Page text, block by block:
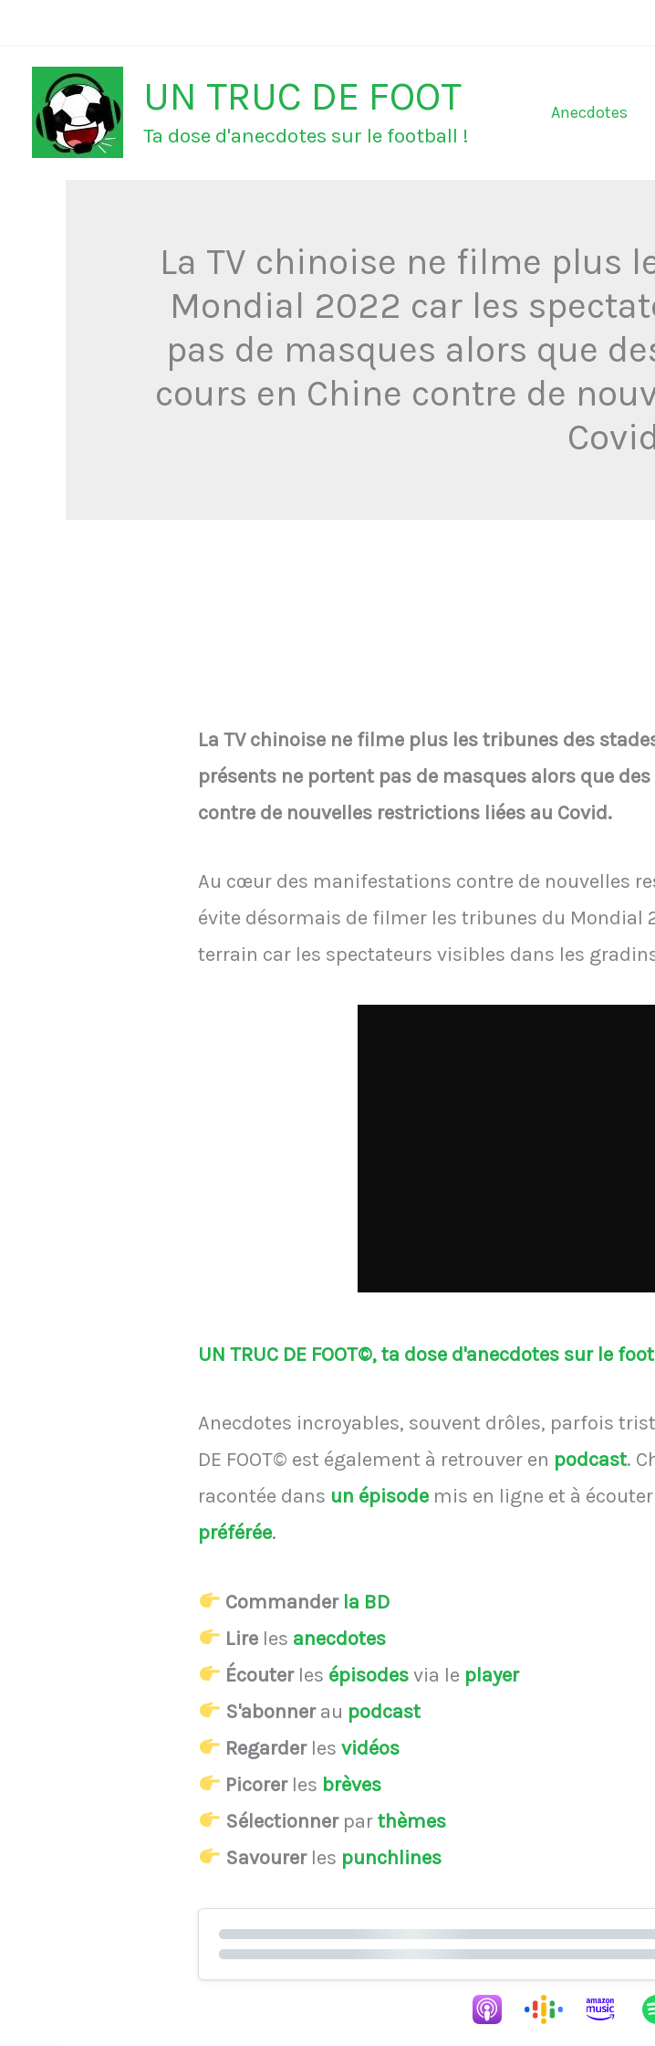
contenu
UN TRUC DE FOOT
Ta dose d'anecdotes sur le football !
Anecdotes
La TV chinoise ne filme plus
Mondial 2022 car les
pas de masques alors que
cours en Chine contre de
Covid
La TV chinoise ne filme plus les tribunes des
présents ne portent pas de masques alors que
contre de nouvelles restrictions liées au Covid.
Au cœur des manifestations contre de nouvelles
évite désormais de filmer les tribunes du Mondial
terrain car les spectateurs visibles dans les
UN TRUC DE FOOT©, ta dose d'anecdotes sur le
Anecdotes incroyables, souvent drôles, parfois
DE FOOT© est également à retrouver en podcast.
racontée dans un épisode mis en ligne et à
préférée.
Commander la BD
Lire les anecdotes
Écouterles épisodesvia le player
S'abonnerau podcast
Regarderlesvidéos
Picorerles brèves
Sélectionnerparthèmes
Savourerles punchlines